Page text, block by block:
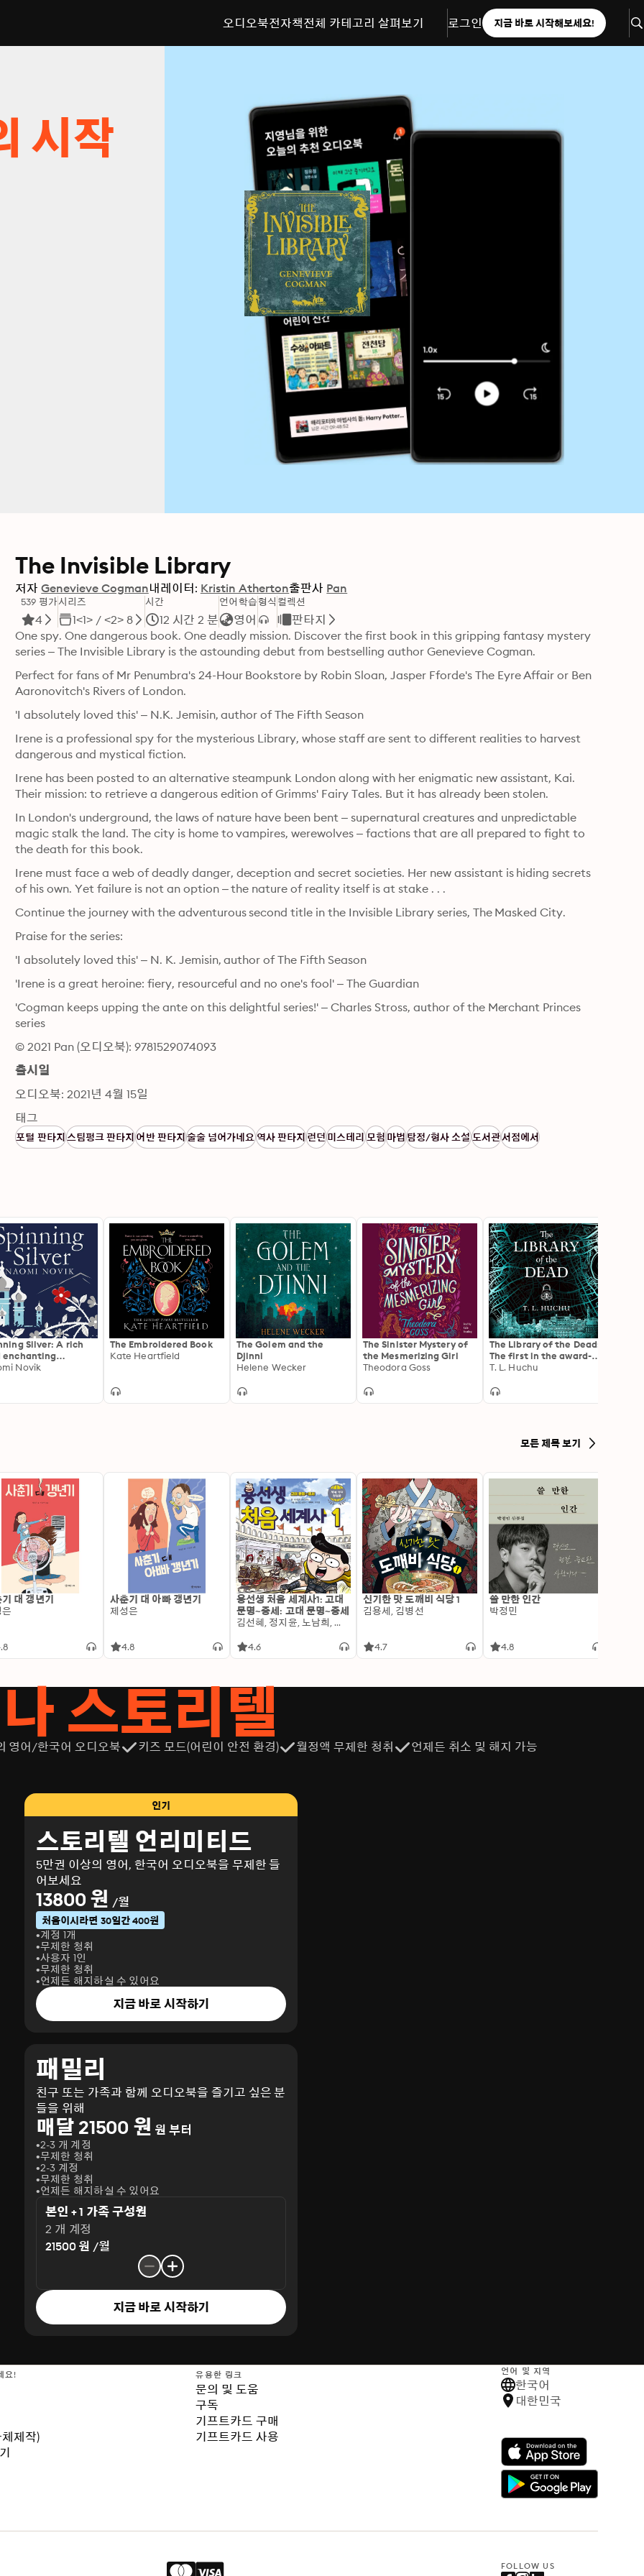
오디오북전자책전체 카테고리 살펴보기 로그인 지금 바로 시작해보세요!
시작
The Invisible Library
저자 Genevieve Cogman내레이터: Kristin Atherton출판사 Pan
539 평가
4
시리즈
1<1> / <2> 8
시간
12 시간 2 분
언어학습
영어
형식 컬렉션
판타지
One spy. One dangerous book. One deadly mission. Discover the first book in this gripping fantasy mystery
series – The Invisible Library is the astounding debut from bestselling author Genevieve Cogman.
Perfect for fans of Mr Penumbra's 24-Hour Bookstore by Robin Sloan, Jasper Fforde's The Eyre Affair or Ben
Aaronovitch's Rivers of London.
'I absolutely loved this' – N.K. Jemisin, author of The Fifth Season
Irene is a professional spy for the mysterious Library, whose staff are sent to different realities to harvest
dangerous and mystical fiction.
Irene has been posted to an alternative steampunk London along with her enigmatic new assistant, Kai.
Their mission: to retrieve a dangerous edition of Grimms' Fairy Tales. But it has already been stolen.
In London's underground, the laws of nature have been bent – supernatural creatures and unpredictable
magic stalk the land. The city is home to vampires, werewolves – factions that are all prepared to fight to
the death for this book.
Irene must face a web of deadly danger, deception and secret societies. Her new assistant is hiding secrets
of his own. Yet failure is not an option – the nature of reality itself is at stake . . .
Continue the journey with the adventurous second title in the Invisible Library series, The Masked City.
Praise for the series:
'I absolutely loved this' – N. K. Jemisin, author of The Fifth Season
'Irene is a great heroine: fiery, resourceful and no one's fool' – The Guardian
'Cogman keeps upping the ante on this delightful series!' – Charles Stross, author of the Merchant Princes
series
© 2021 Pan (오디오북): 9781529074093
출시일
오디오북: 2021년 4월 15일
태그
포털 판타지스팀펑크 판타지어반 판타지술술 넘어가네요역사 판타지런던미스테리모험마법탐정/형사 소설도서관서점에서
Silver: A rich
enchanting
retelling from
Novik
The Embroidered Book
Kate Heartfield
The Golem and the
Djinni
Helene Wecker
The Sinister Mystery of
the Mesmerizing Girl
Theodora Goss
The Library of the Dead:
The first in the award-
winning urban fantasy
T. L. Huchu
모든 제목 보기
대 갱년기
사춘기 대 아빠 갱년기
제성은
4.8
용선생 처음 세계사1: 고대
문명~중세: 고대 문명~중세
김선혜, 정지윤, 노남희, 뭉선생, 윤효식, 이우일, 김선빈, 사회평론 역사연구소
4.6
신기한 맛 도깨비 식당 1
김용세, 김병선
4.7
쓸 만한 인간
박정민
4.8
스토리텔
영어/한국어 오디오북 키즈 모드(어린이 안전 환경) 월정액 무제한 청취 언제든 취소 및 해지 가능
인기
스토리텔 언리미티드
5만권 이상의 영어, 한국어 오디오북을 무제한 들
어보세요
13800 원 /월
처음이시라면 30일간 400원
계정 1개
무제한 청취
사용자 1인
무제한 청취
언제든 해지하실 수 있어요
지금 바로 시작하기
패밀리
친구 또는 가족과 함께 오디오북을 즐기고 싶은 분
들을 위해
매달 21500 원 원 부터
2-3 개 계정
무제한 청취
2-3 계정
무제한 청취
언제든 해지하실 수 있어요
본인 + 1 가족 구성원
2 개 계정
21500 원 /월
지금 바로 시작하기
요!
제작)
유용한 링크
문의 및 도움
구독
기프트카드 구매
기프트카드 사용
언어 및 지역
한국어
대한민국
FOLLOW US